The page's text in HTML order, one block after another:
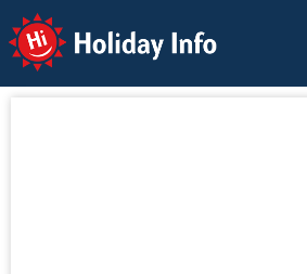
Holiday Info